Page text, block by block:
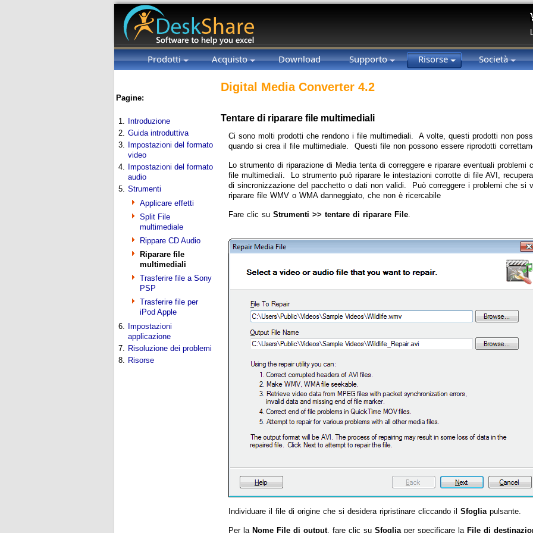
Prodotti Acquisto Download Supporto Risorse Società
Pagine:
1.
Introduzione
2. Guida introduttiva
3.
Impostazioni del formato
video
4.
Impostazioni del formato
audio
5. Strumenti
Applicare effetti
Split File
multimediale
Rippare CD Audio
Riparare file
multimediali
Trasferire file a Sony
PSP
Trasferire file per
iPod Apple
6.
Impostazioni
applicazione
7. Risoluzione dei problemi
8. Risorse
Digital Media Converter 4.2
Tentare di riparare file multimediali
Ci sono molti prodotti che rendono i file multimediali. A volte, questi prodotti non
quando si crea il file multimediale. Questi file non possono essere riprodotti
Lo strumento di riparazione di Media tenta di correggere e riparare eventuali problemi
file multimediali. Lo strumento può riparare le intestazioni corrotte di file AVI,
di sincronizzazione del pacchetto o dati non validi. Può correggere i problemi che si
riparare file WMV o WMA danneggiato, che non è ricercabile
Fare clic su Strumenti >> tentare di riparare File.
Individuare il file di origine che si desidera ripristinare cliccando il Sfogliapulsante.
Per la Nome File di output, fare clic su Sfogliaper specificare la File di